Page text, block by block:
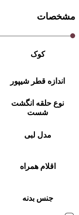
مشخصات
کوک
اندازه قطر شیپور
نوع حلقه انگشت
شست
مدل لبی
اقلام همراه
جنس بدنه